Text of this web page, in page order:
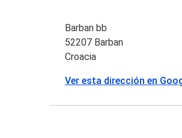
Barban bb
52207 Barban
Croacia
Ver esta dirección en